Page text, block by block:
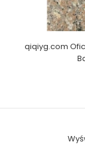
qiqiyg.com